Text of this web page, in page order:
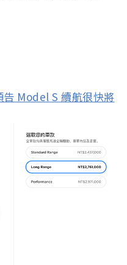
Model S 續航很快將